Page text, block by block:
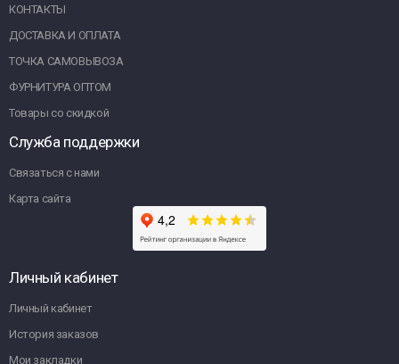
КОНТАКТЫ
ДОСТАВКА И ОПЛАТА
ТОЧКА САМОВЫВОЗА
ФУРНИТУРА ОПТОМ
Товары со скидкой
Служба поддержки
Связаться с нами
Карта сайта
Личный кабинет
Личный кабинет
История заказов
Мои закладки